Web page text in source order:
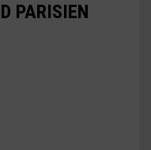
PARISIEN